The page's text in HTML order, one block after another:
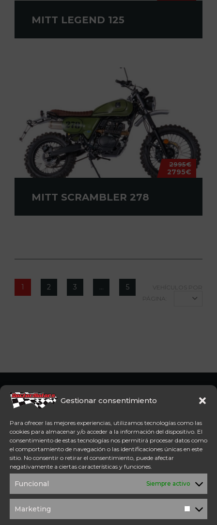
Gestionar consentimiento
Para ofrecer las mejores experiencias, utilizamos tecnologías como las
cookies para almacenar y/o acceder a la información del dispositivo. El
consentimiento de estas tecnologías nos permitirá procesar datos como
el comportamiento de navegación o las identificaciones únicas en este
sitio. No consentir o retirar el consentimiento, puede afectar
negativamente a ciertas características y funciones.
Funcional Siempre activo
Marketing
MITT LEGEND 125
2995€
2795€
MITT SCRAMBLER 278
1 2 3 … 5
VEHÍCULOS POR
PÁGINA:
CFMoto Y Mitt. Estamos en
técnico oficial Mitt y CFMoto.
Tel: 654 98 23 30
ACCESO DIRECTO
TÉRMINOS Y
CONDICIONES
COOKIES